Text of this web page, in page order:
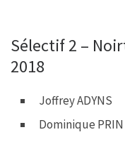
Sélectif 2 –
2018
Joffrey ADYNS
Dominique PRIN